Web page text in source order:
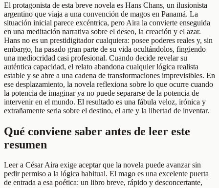
El protagonista de esta breve novela es Hans Chans, un ilusionista
argentino que viaja a una convención de magos en Panamá. La
situación inicial parece excéntrica, pero Aira la convierte enseguida
en una meditación narrativa sobre el deseo, la creación y el azar.
Hans no es un prestidigitador cualquiera: posee poderes reales y, sin
embargo, ha pasado gran parte de su vida ocultándolos, fingiendo
una mediocridad casi profesional. Cuando decide revelar su
auténtica capacidad, el relato abandona cualquier lógica realista
estable y se abre a una cadena de transformaciones imprevisibles. En
ese desplazamiento, la novela reflexiona sobre lo que ocurre cuando
la potencia de imaginar ya no puede separarse de la potencia de
intervenir en el mundo. El resultado es una fábula veloz, irónica y
extrañamente seria sobre el destino, el arte y la libertad de inventar.
Qué conviene saber antes de leer este
resumen
Leer a César Aira exige aceptar que la novela puede avanzar sin
pedir permiso a la lógica habitual. El mago es una excelente puerta
de entrada a esa poética: un libro breve, rápido y desconcertante,